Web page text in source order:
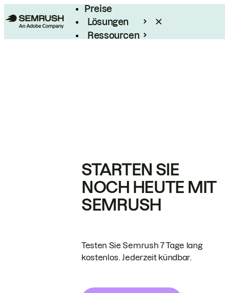
Preise
Lösungen
Ressourcen
STARTEN SIE
NOCH HEUTE MIT
SEMRUSH
Testen Sie Semrush 7 Tage lang
kostenlos. Jederzeit kündbar.